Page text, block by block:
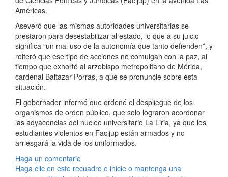
Américas.
Aseveró que las mismas autoridades universitarias se
prestaron para desestabilizar al estado, lo que a su juicio
significa “un mal uso de la autonomía que tanto defienden”, y
reiteró que ese tipo de acciones no comulgan con la paz, al
tiempo que exhortó al arzobispo metropolitano de Mérida,
cardenal Baltazar Porras, a que se pronuncie sobre esta
situación.
El gobernador informó que ordenó el despliegue de los
organismos de orden público, que solo lograron acordonar
las adyacencias del núcleo universitario La Liria, ya que los
estudiantes violentos en Facijup están armados y no
arriesgará la vida de los uniformados.
Haga un comentario
Haga clic en este recuadro e inicie o mantenga una